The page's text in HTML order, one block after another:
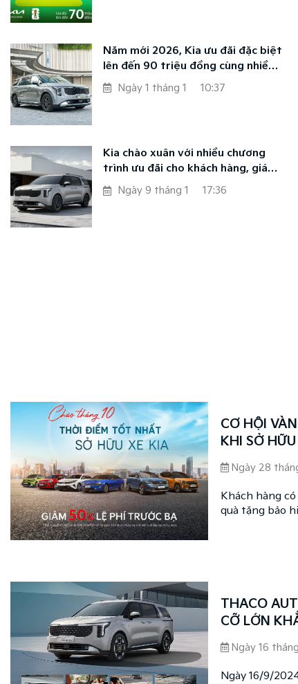
Năm mới 2026, Kia ưu đãi đặc biệt
lên đến 90 triệu đồng cùng nhiều
tùy chọn cá nhân hóa đẳng cấp
Ngày 1 tháng 1 10:37
Kia chào xuân với nhiều chương
trình ưu đãi cho khách hàng, giá
bán dễ tiếp cận và đa dạng tùy
chọn cá nhân hóa
Ngày 9 tháng 1 17:36
CƠ HỘI
KHI SỞ
Ngày 28
Khách hàng
quà tặng bảo
THACO
CỠ LỚN
Ngày 16
Ngày 16/9/